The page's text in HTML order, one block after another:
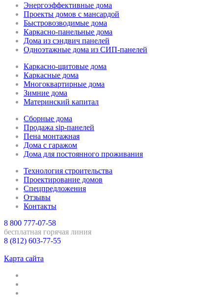
Энергоэффективные дома
Проекты домов с мансардой
Быстровозводимые дома
Каркасно-панельные дома
Дома из сэндвич панелей
Одноэтажные дома из СИП-панелей
Каркасно-щитовые дома
Каркасные дома
Многоквартирные дома
Зимние дома
Материнский капитал
Сборные дома
Продажа sip-панелей
Пена монтажная
Дома с гаражом
Дома для постоянного проживания
Технология строительства
Проектирование домов
Спецпредложения
Отзывы
Контакты
8 800 777-07-58
бесплатная горячая линия
8 (812) 603-77-55
Карта сайта